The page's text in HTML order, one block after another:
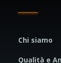
Chi siamo
Qualità e